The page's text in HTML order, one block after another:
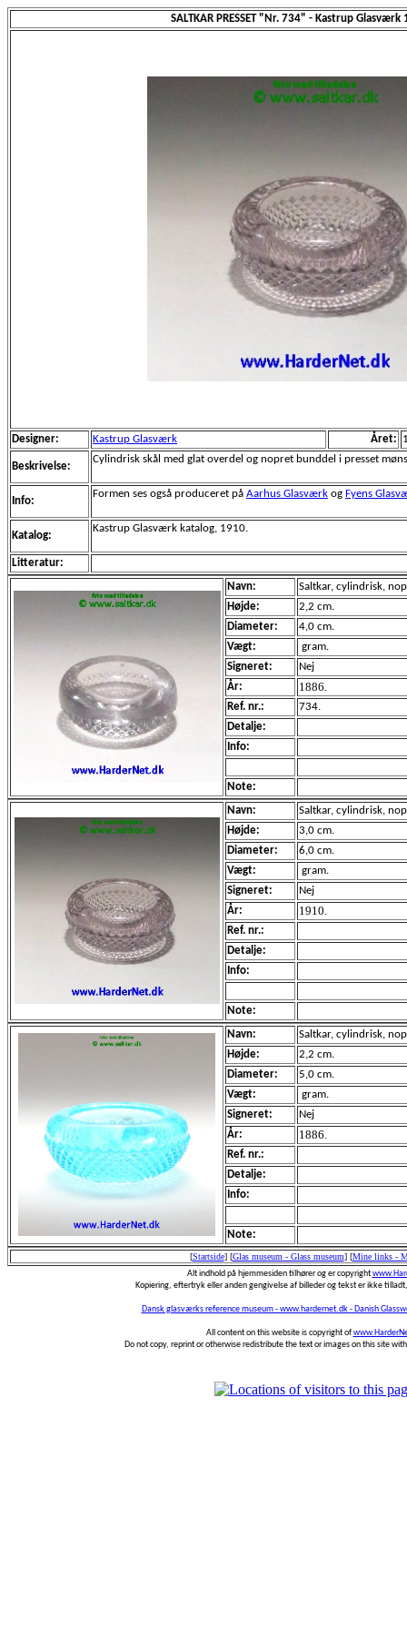
SALTKAR PRESSET "Nr. 734" - Kastrup
Designer: Kastrup Glasværk Året:
Beskrivelse:
Cylindrisk skål med glat overdel og nopret bunddel i presset
Info:
Formen ses også produceret på Aarhus Glasværk og Fyens
Katalog:
Kastrup Glasværk katalog, 1910.
Litteratur:
Navn:
Saltkar, cylindrisk,
Højde:
2,2 cm.
Diameter:
4,0 cm.
Vægt:
gram.
Signeret:
Nej
År:
1886.
Ref. nr.:
734.
Detalje:
Info:
Note:
Navn:
Saltkar, cylindrisk,
Højde:
3,0 cm.
Diameter:
6,0 cm.
Vægt:
gram.
Signeret:
Nej
År:
1910.
Ref. nr.:
Detalje:
Info:
Note:
Navn:
Saltkar, cylindrisk,
Højde:
2,2 cm.
Diameter:
5,0 cm.
Vægt:
gram.
Signeret:
Nej
År:
1886.
Ref. nr.:
Detalje:
Info:
Note:
[Startside] [Glas museum - Glass museum] [Mine links -
Alt indhold på hjemmesiden tilhører og er copyright
Kopiering, eftertryk eller anden gengivelse af billeder og tekst er ikke
Dansk glasværks reference museum - www.hardernet.dk - Danish
All content on this website is copyright of
Do not copy, reprint or otherwise redistribute the text or images on this site